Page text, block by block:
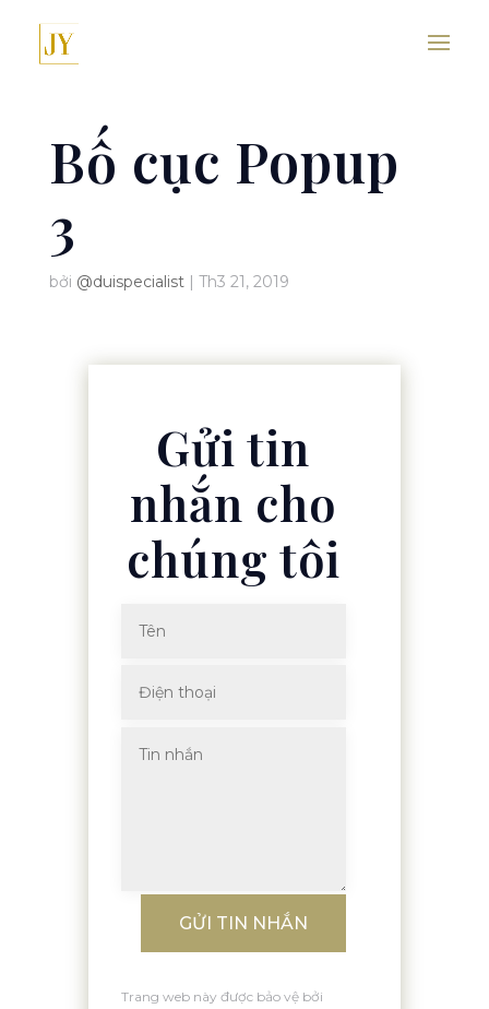
Bố cục Popup
3
bởi @duispecialist| Th3 21, 2019
Gửi tin
nhắn cho
chúng tôi
GỬI TIN NHẮN
Trang web này được bảo vệ bởi